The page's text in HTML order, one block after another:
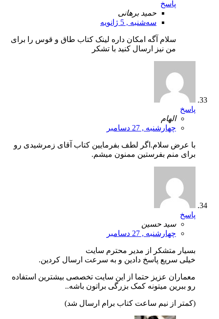
پاسخ
حمید برهانی
سه‌شنبه , 5 ژانویه
سلام آگه امکان داره لینک کتاب طاق و قوس را برای
من نیز ارسال کنید با تشکر
پاسخ
الهام
چهارشنبه , 27 دسامبر
با عرض سلام.اگر لطف بفرمایین کتاب آقای زمرشیدی رو
برای منم بفرستین ممنون میشم.
پاسخ
سید حسین
چهارشنبه , 27 دسامبر
بسیار متشکر از مدیر محترم سایت
خیلی سریع پاسخ دادین و به سرعت ارسال کردین.
معماران عزیز حتما از این سایت تخصصی بیشترین استفاده
رو ببرین میتونه کمک بزرگی براتون باشه..
(کمتر از نیم ساعت کتاب برام ارسال شد)